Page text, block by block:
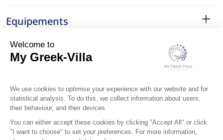
Equipements
Services
Le Quartier
Localisation